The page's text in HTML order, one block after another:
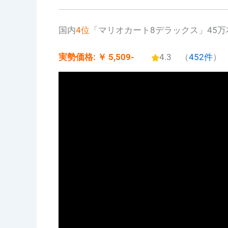
国内4位 「マリオカート8デラックス」45万
実勢価格: ￥ 5,509- 4.3 （452件）